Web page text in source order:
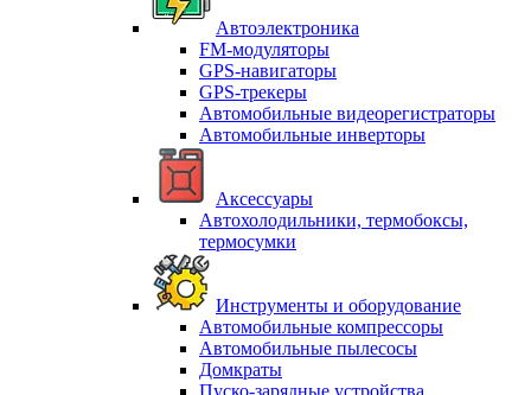
Автоэлектроника
FM-модуляторы
GPS-навигаторы
GPS-трекеры
Автомобильные видеорегистраторы
Автомобильные инверторы
Аксессуары
Автохолодильники, термобоксы,
термосумки
Инструменты и оборудование
Автомобильные компрессоры
Автомобильные пылесосы
Домкраты
Пуско-зарядные устройства